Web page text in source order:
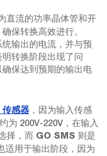
直流的功率晶体管和开
保转换高效进行。
输出的电流，并与预
转换阶段出现了问
保达到预期的输出电
传感器 ，因为输入传感
为 200V-220V，在输入
择，而 GO SMS 则是
适用于输出阶段，因为